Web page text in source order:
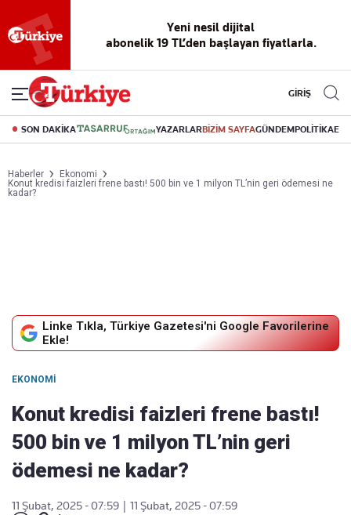
Yeni nesil dijital
abonelik 19 TL’den başlayan fiyatlarla.
GİRİŞ
SON DAKİKA YAZARLARBİZİM SAYFAGÜNDEMPOLİTİKA
Haberler
Ekonomi
Konut kredisi faizleri frene bastı! 500 bin ve 1 milyon TL’nin geri ödemesi ne
kadar?
Linke Tıkla, Türkiye Gazetesi'ni Google Favorilerine
Ekle!
EKONOMI
Konut kredisi faizleri frene bastı!
500 bin ve 1 milyon TL’nin geri
ödemesi ne kadar?
11 Şubat, 2025 - 07:59
11 Şubat, 2025 - 07:59